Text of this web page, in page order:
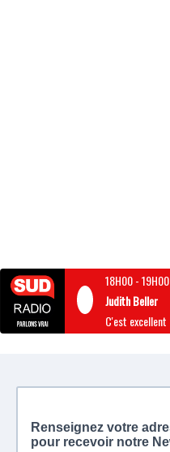
18H00-19H00
Judith Beller
C'est excellent